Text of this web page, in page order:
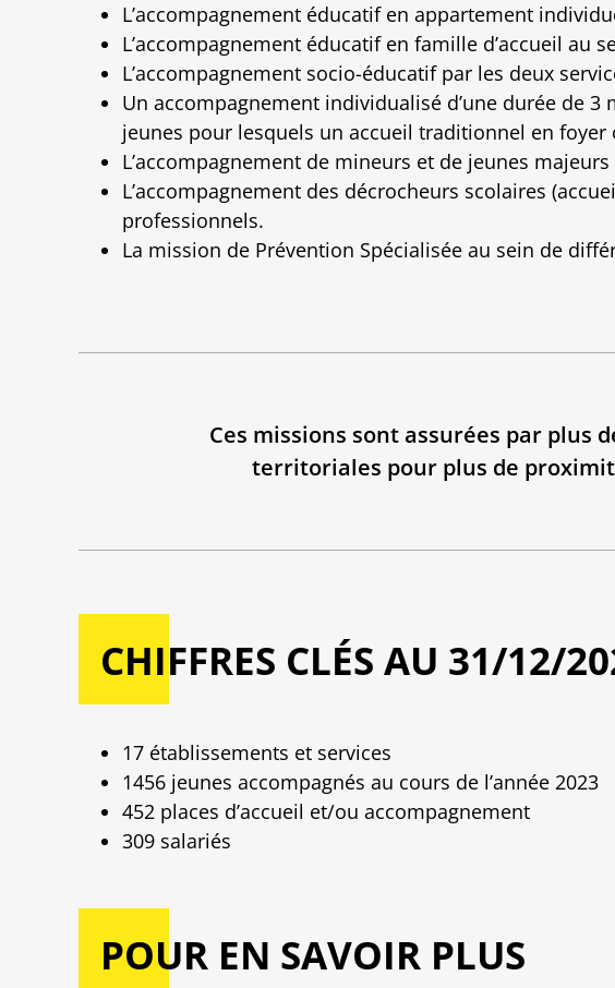
L’accompagnement éducatif en appartement
L’accompagnement éducatif en famille d’accueil au
L’accompagnement socio-éducatif par les deux
Un accompagnement individualisé d’une durée de
jeunes pour lesquels un accueil traditionnel en
L’accompagnement de mineurs et de jeunes
L’accompagnement des décrocheurs scolaires
professionnels.
La mission de Prévention Spécialisée au sein de
Ces missions sont assurées par plus
territoriales pour plus de
CHIFFRES CLÉS AU 31/12/
17 établissements et services
1456 jeunes accompagnés au cours de l’année 2023
452 places d’accueil et/ou accompagnement
309 salariés
POUR EN SAVOIR PLUS